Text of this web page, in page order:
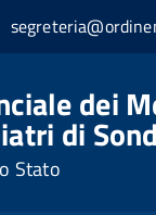
dei
di
Stato